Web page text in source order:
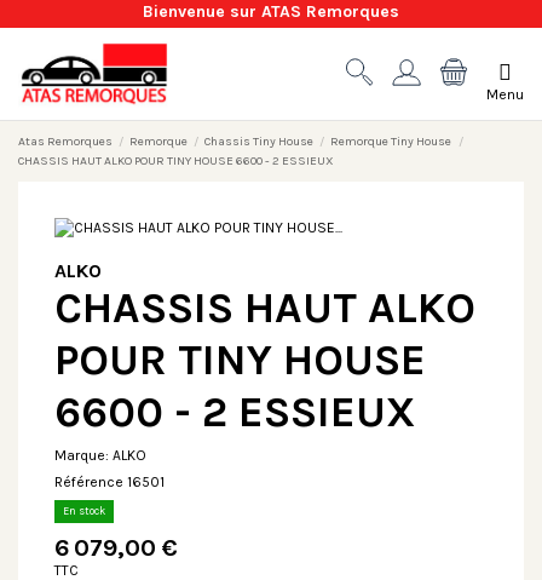
Bienvenue sur ATAS Remorques
Menu
Atas Remorques Remorque Chassis Tiny House
Remorque Tiny House
CHASSIS HAUT ALKO POUR TINY HOUSE 6600 - 2 ESSIEUX
ALKO
CHASSIS HAUT ALKO
POUR TINY HOUSE
6600 - 2 ESSIEUX
Marque: ALKO
Référence 16501
En stock
6 079,00 €
TTC